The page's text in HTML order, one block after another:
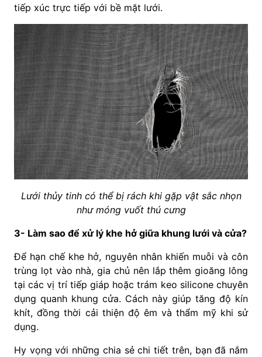
tiếp xúc trực tiếp với bề mặt lưới.
Lưới thủy tinh có thể bị rách khi gặp vật sắc nhọn
như móng vuốt thú cưng
3- Làm sao để xử lý khe hở giữa khung lưới và cửa?
Để hạn chế khe hở, nguyên nhân khiến muỗi và côn
trùng lọt vào nhà, gia chủ nên lắp thêm gioăng lông
tại các vị trí tiếp giáp hoặc trám keo silicone chuyên
dụng quanh khung cửa. Cách này giúp tăng độ kín
khít, đồng thời cải thiện độ êm và thẩm mỹ khi sử
dụng.
Hy vọng với những chia sẻ chi tiết trên, bạn đã nắm